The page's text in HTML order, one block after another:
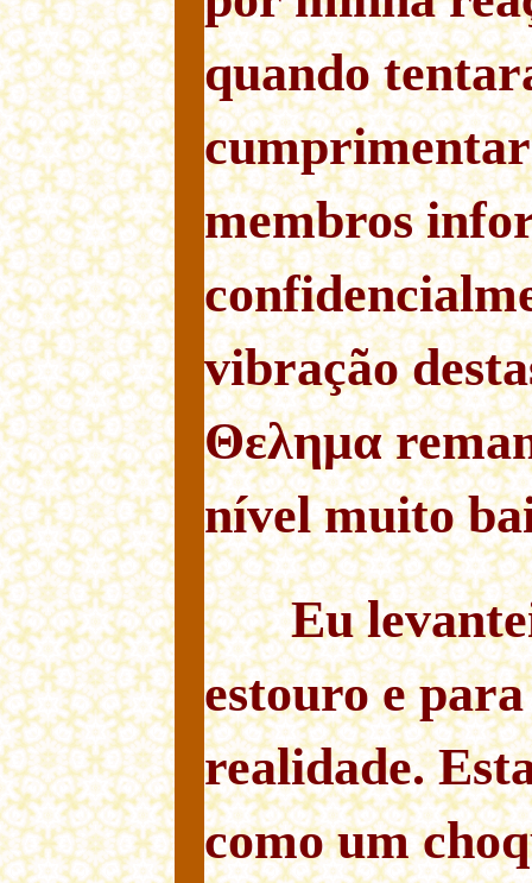
quando
membros
vibração
Θελημα
nível muito
Eu
estouro e
realidade.
como um